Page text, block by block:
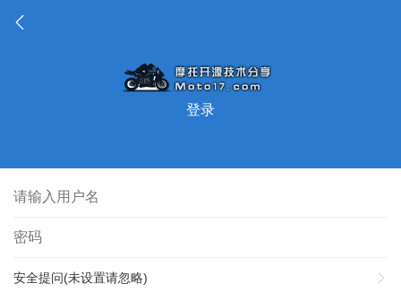
登录
安全提问(未设置请忽略)